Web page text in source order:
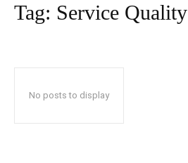
Tag: Service Quality
No posts to display